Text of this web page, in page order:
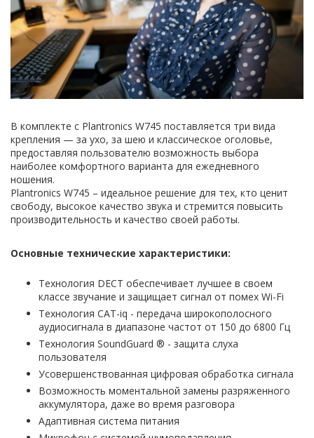
В комплекте с Plantronics W745 поставляется три вида
крепления — за ухо, за шею и классическое оголовье,
предоставляя пользователю возможность выбора
наиболее комфортного варианта для ежедневного
ношения.
Plantronics W745 – идеальное решение для тех, кто ценит
свободу, высокое качество звука и стремится повысить
производительность и качество своей работы.
Основные технические характеристики:
Технология DECT обеспечивает лучшее в своем
классе звучание и защищает сигнал от помех Wi-Fi
Технология CAT-iq - передача широкополосного
аудиосигнала в диапазоне частот от 150 до 6800 Гц
Технология SoundGuard ® - защита слуха
пользователя
Усовершенствованная цифровая обработка сигнала
Возможность моментальной замены разряженного
аккумулятора, даже во время разговора
Адаптивная система питания